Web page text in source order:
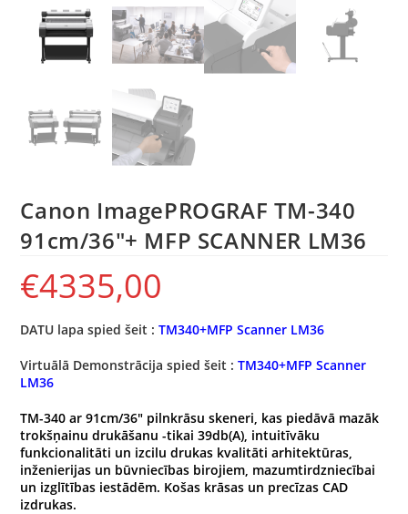
Canon ImagePROGRAF TM-340
91cm/36″+ MFP SCANNER LM36
€4335,00
DATU lapa spied šeit :TM340+MFP Scanner LM36
Virtuālā Demonstrācija spied šeit :TM340+MFP Scanner
LM36
TM-340 ar 91cm/36″ pilnkrāsu skeneri, kas piedāvā mazāk
trokšņainu drukāšanu -tikai 39db(A), intuitīvāku
funkcionalitāti un izcilu drukas kvalitāti arhitektūras,
inženierijas un būvniecības birojiem, mazumtirdzniecībai
un izglītības iestādēm. Košas krāsas un precīzas CAD
izdrukas.